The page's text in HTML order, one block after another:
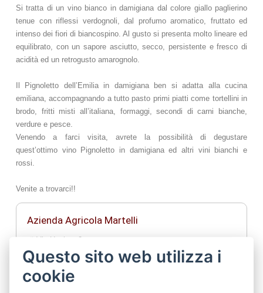
Si tratta di un vino bianco in damigiana dal colore giallo paglierino
tenue con riflessi verdognoli, dal profumo aromatico, fruttato ed
intenso dei fiori di biancospino. Al gusto si presenta molto lineare ed
equilibrato, con un sapore asciutto, secco, persistente e fresco di
acidità ed un retrogusto amarognolo.
Il Pignoletto dell’Emilia in damigiana ben si adatta alla cucina
emiliana, accompagnando a tutto pasto primi piatti come tortellini in
brodo, fritti misti all’italiana, formaggi, secondi di carni bianche,
verdure e pesce.
Venendo a farci visita, avrete la possibilità di degustare
quest’ottimo vino Pignoletto in damigiana ed altri vini bianchi e
rossi.
Venite a trovarci!!
Azienda Agricola Martelli
Via Uncino, 2
Frazione Manzolino
41010 - Castelfranco Emilia (Mo)
059.932334
Questo sito web utilizza i
cookie